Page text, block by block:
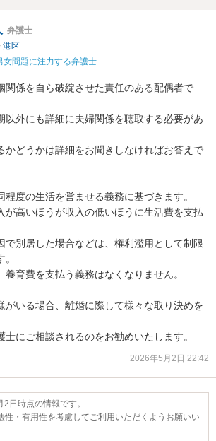
弁護士
港区
女問題に注力する弁護士
関係を自ら破綻させた責任のある配偶者で
以外にも詳細に夫婦関係を聴取する必要があ
かどうかは詳細をお聞きしなければお答えで
度の生活を営ませる義務に基づきます。
が高いほうが収入の低いほうに生活費を支払
で別居した場合などは、権利濫用として制限
養育費を支払う義務はなくなりません。
がいる場合、離婚に際して様々な取り決めを
にご相談されるのをお勧めいたします。
2026年5月2日 22:42
日時点の情報です。
性・有用性を考慮してご利用いただくようお願いい